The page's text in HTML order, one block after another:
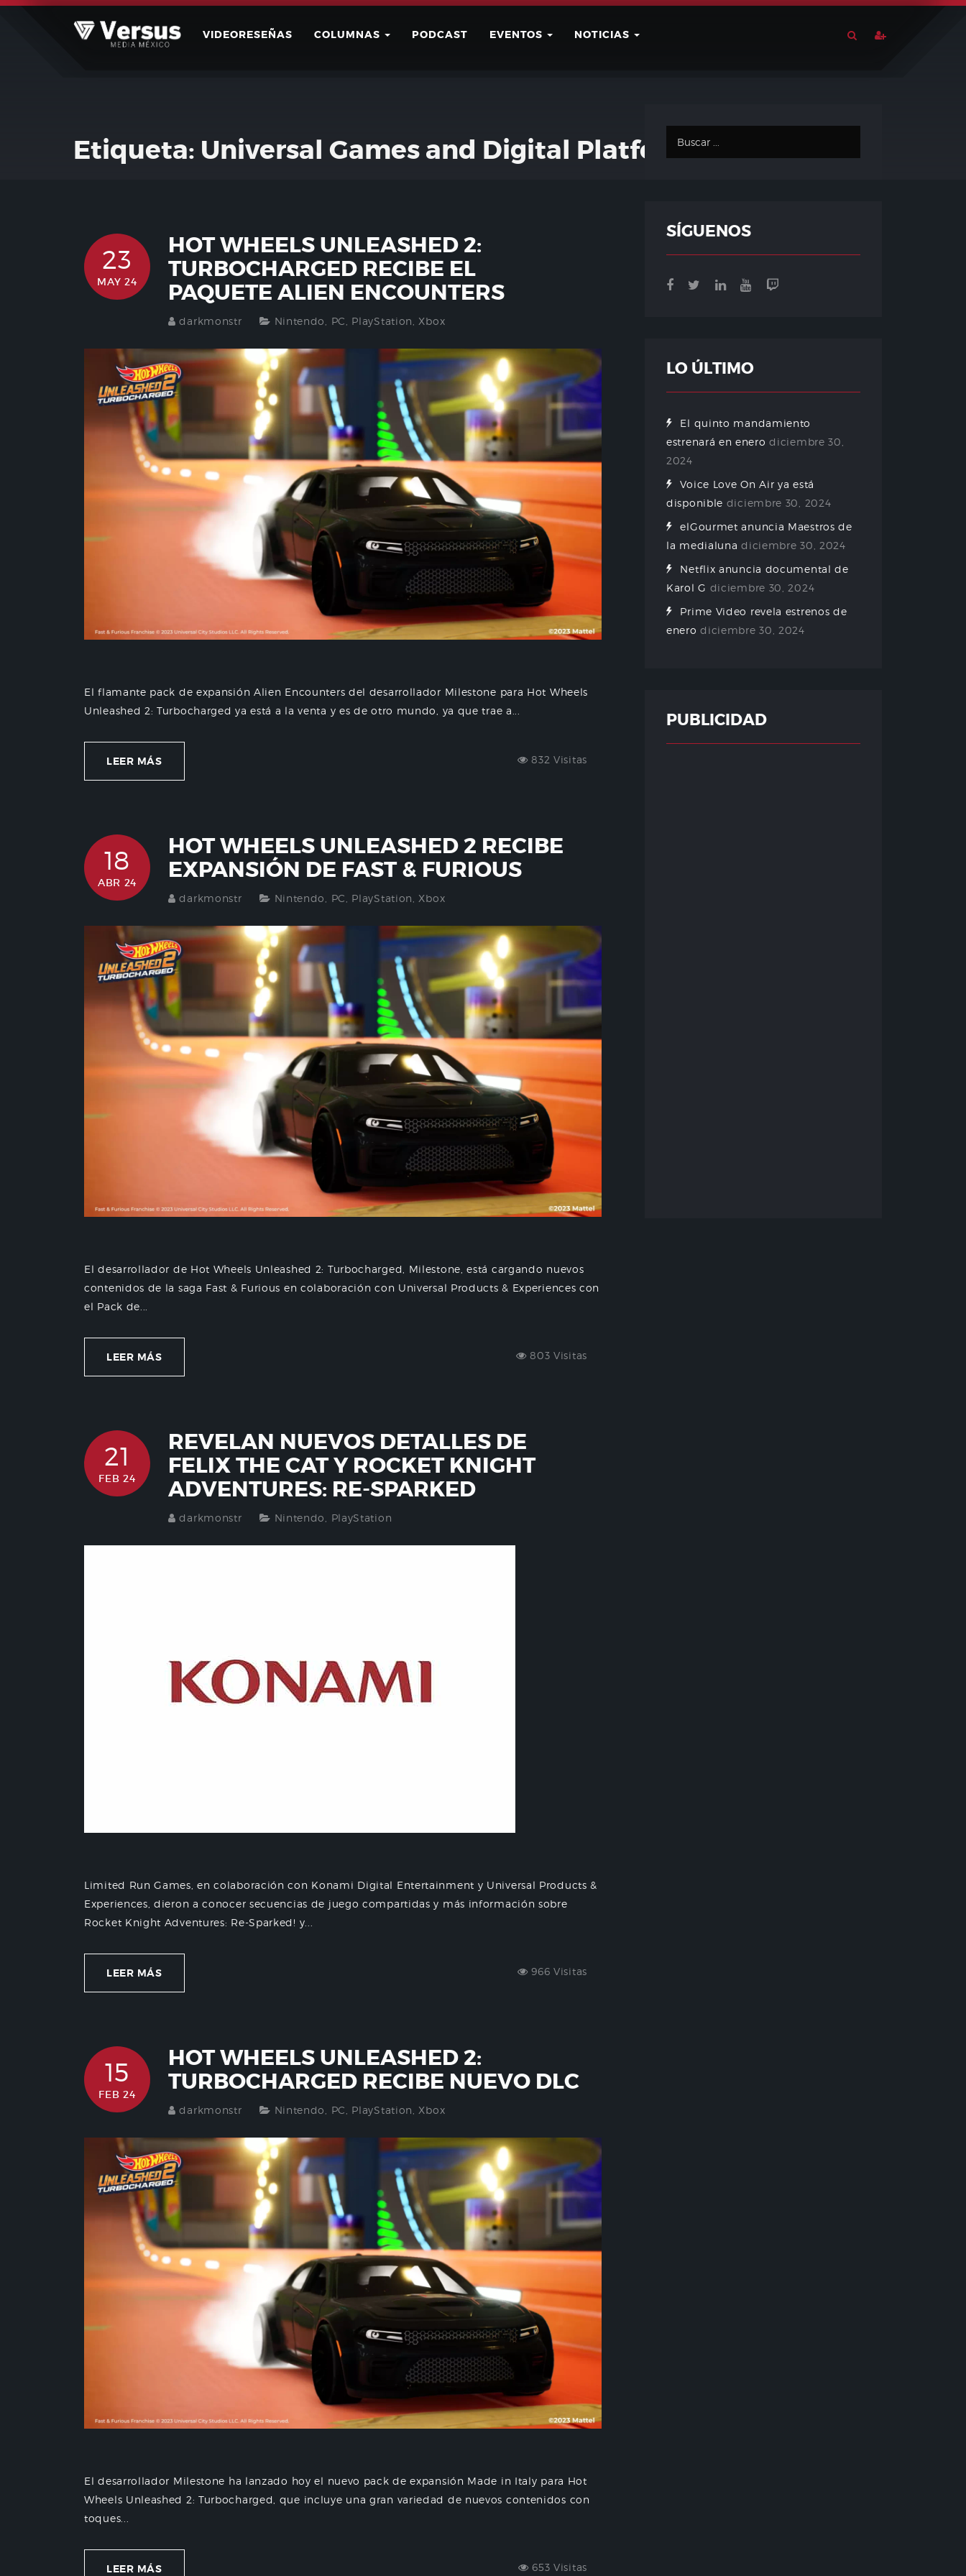
Skip
VIDEORESEÑAS COLUMNAS PODCAST EVENTOS NOTICIAS
Etiqueta: Universal Games and Digital Platforms
23
MAY 24
HOT WHEELS UNLEASHED 2:
TURBOCHARGED RECIBE EL
PAQUETE ALIEN ENCOUNTERS
darkmonstr Nintendo PC PlayStation Xbox
El flamante pack de expansión Alien Encounters del desarrollador Milestone para Hot Wheels
Unleashed 2: Turbocharged ya está a la venta y es de otro mundo, ya que trae a...
LEER MÁS 832 Visitas
18
ABR 24
HOT WHEELS UNLEASHED 2 RECIBE
EXPANSIÓN DE FAST & FURIOUS
darkmonstr Nintendo PC PlayStation Xbox
El desarrollador de Hot Wheels Unleashed 2: Turbocharged, Milestone, está cargando nuevos
contenidos de la saga Fast & Furious en colaboración con Universal Products & Experiences con
el Pack de...
LEER MÁS 803 Visitas
21
FEB 24
REVELAN NUEVOS DETALLES DE
FELIX THE CAT Y ROCKET KNIGHT
ADVENTURES: RE-SPARKED
darkmonstr Nintendo PlayStation
Limited Run Games, en colaboración con Konami Digital Entertainment y Universal Products &
Experiences, dieron a conocer secuencias de juego compartidas y más información sobre
Rocket Knight Adventures: Re-Sparked! y...
LEER MÁS 966 Visitas
15
FEB 24
HOT WHEELS UNLEASHED 2:
TURBOCHARGED RECIBE NUEVO DLC
darkmonstr Nintendo PC PlayStation Xbox
El desarrollador Milestone ha lanzado hoy el nuevo pack de expansión Made in Italy para Hot
Wheels Unleashed 2: Turbocharged, que incluye una gran variedad de nuevos contenidos con
toques...
LEER MÁS 653 Visitas
SÍGUENOS
LO ÚLTIMO
El quinto mandamiento
estrenará en enero diciembre 30,
2024
Voice Love On Air ya está
disponible diciembre 30, 2024
elGourmet anuncia Maestros de
la medialuna diciembre 30, 2024
Netflix anuncia documental de
Karol G diciembre 30, 2024
Prime Video revela estrenos de
enero diciembre 30, 2024
PUBLICIDAD